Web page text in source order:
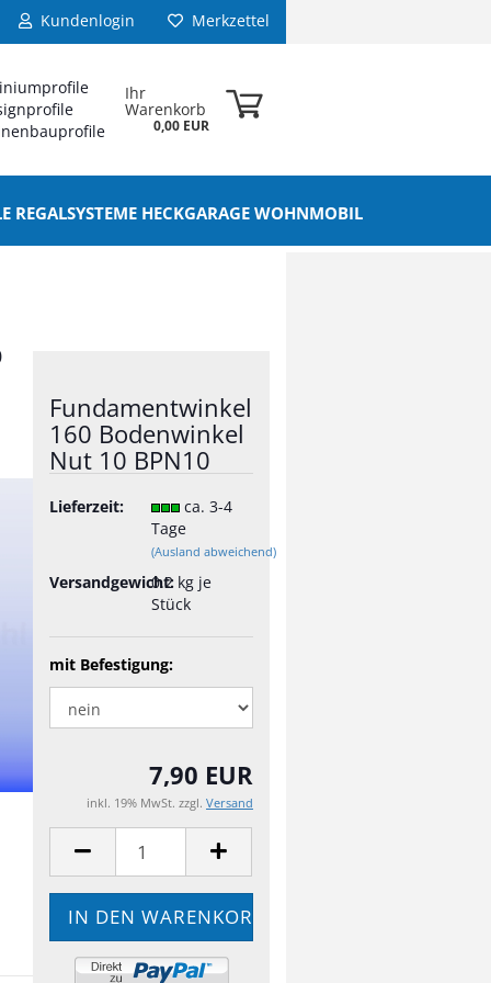
Kundenlogin Merkzettel
Ihr
Warenkorb
0,00 EUR
REGALSYSTEME HECKGARAGE WOHNMOBIL
Fundamentwinkel
160 Bodenwinkel
Nut 10 BPN10
Lieferzeit:
ca. 3-4
Tage
(Ausland abweichend)
Versandgewicht:
0.2kg je
Stück
mit Befestigung:
7,90 EUR
inkl. 19% MwSt. zzgl. Versand